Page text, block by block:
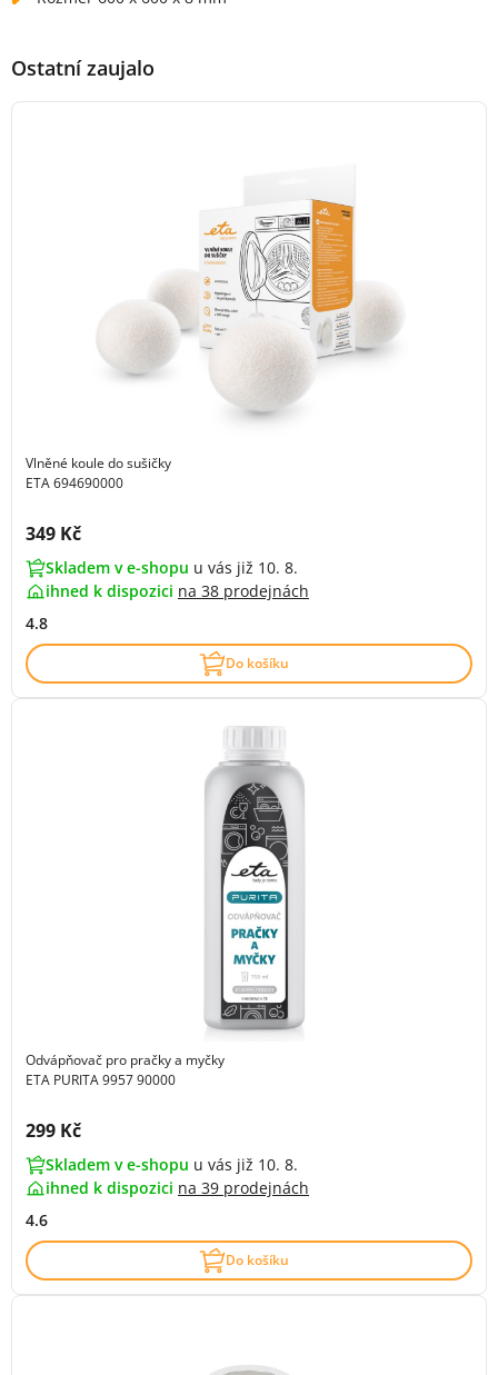
Ostatní zaujalo
Vlněné koule do sušičky
ETA 694690000
Cena s DPH:
349 Kč
Skladem v e-shopu u vás již 10. 8.
ihned k dispozici na 38 prodejnách
4.8
Do košíku
Odvápňovač pro pračky a myčky
ETA PURITA 9957 90000
Cena s DPH:
299 Kč
Skladem v e-shopu u vás již 10. 8.
ihned k dispozici na 39 prodejnách
4.6
Do košíku